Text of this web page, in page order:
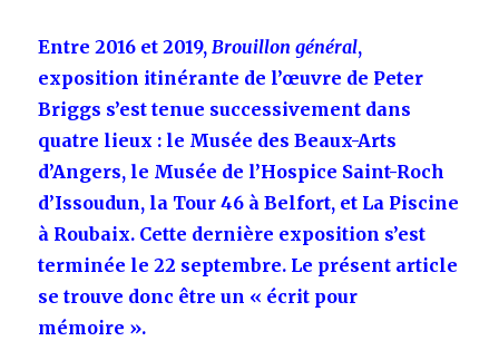
Entre 2016 et 2019,Brouillon général,
exposition itinérante de l’œuvre de Peter
Briggs s’est tenue successivement dans
quatre lieux : le Musée des Beaux-Arts
d’Angers, le Musée de l’Hospice Saint-Roch
d’Issoudun, la Tour 46 à Belfort, et La Piscine
à Roubaix. Cette dernière exposition s’est
terminée le 22 septembre. Le présent article
se trouve donc être un « écrit pour
mémoire ».